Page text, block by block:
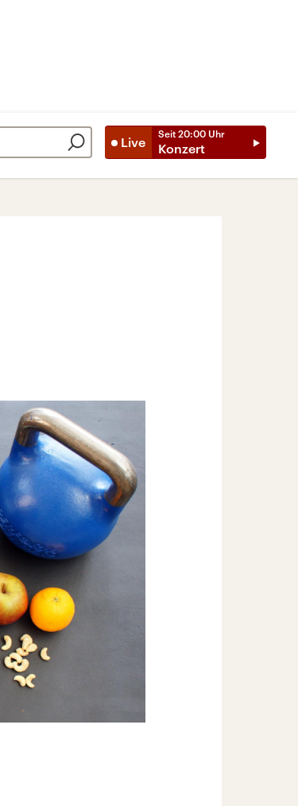
Live
Seit 20:00 Uhr
Konzert